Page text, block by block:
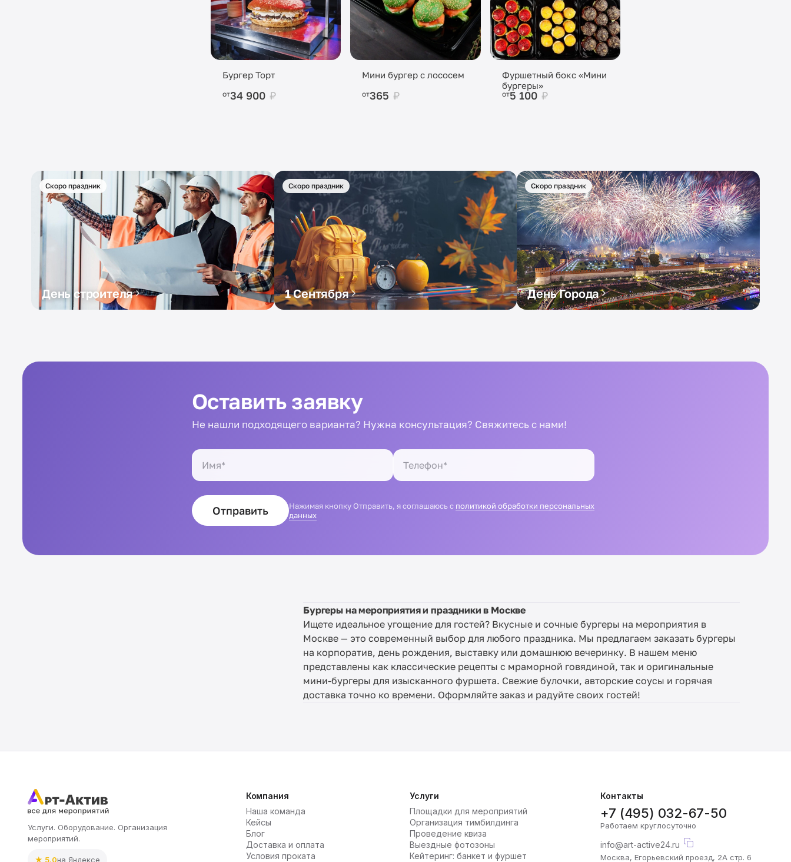
Бургер Торт
от34 900 ₽
Мини бургер с лососем
от365 ₽
Фуршетный бокс «Мини
бургеры»
от5 100 ₽
Скоро праздник
День строителя
Скоро праздник
1 Сентября
Скоро праздник
День Города
Оставить заявку
Не нашли подходящего варианта? Нужна консультация? Свяжитесь с нами!
Отправить Нажимая кнопку Отправить, я соглашаюсь с политикой обработки персональных
данных
Бургеры на мероприятия и праздники в Москве
Ищете идеальное угощение для гостей? Вкусные и сочные бургеры на мероприятия в
Москве — это современный выбор для любого праздника. Мы предлагаем заказать бургеры
на корпоратив, день рождения, выставку или домашнюю вечеринку. В нашем меню
представлены как классические рецепты с мраморной говядиной, так и оригинальные
мини-бургеры для изысканного фуршета. Свежие булочки, авторские соусы и горячая
доставка точно ко времени. Оформляйте заказ и радуйте своих гостей!
Услуги. Оборудование. Организация
мероприятий.
★ 5.0на Яндексе
Компания
Наша команда
Кейсы
Блог
Доставка и оплата
Условия проката
Услуги
Площадки для мероприятий
Организация тимбилдинга
Проведение квиза
Выездные фотозоны
Кейтеринг: банкет и фуршет
Контакты
+7 (495) 032-67-50
Работаем круглосуточно
info@art-active24.ru
Москва, Егорьевский проезд, 2А стр. 6